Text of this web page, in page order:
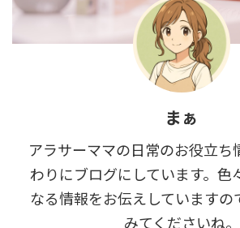
まぁ
アラサーママの日常のお役立ち
わりにブログにしています。色
なる情報をお伝えしていますの
みてくださいね。